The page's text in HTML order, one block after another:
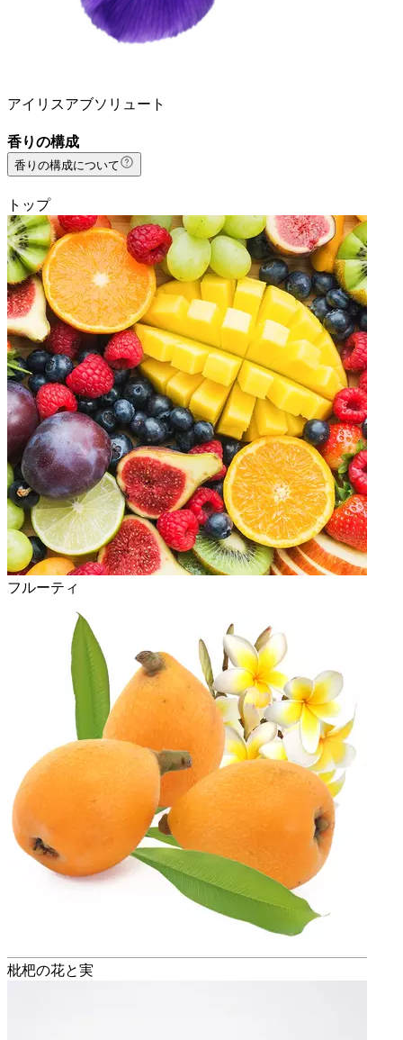
アイリスアブソリュート
香りの構成
香りの構成について
トップ
フルーティ
枇杷の花と実